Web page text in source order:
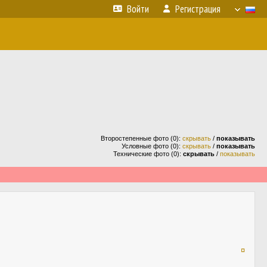
Войти Регистрация
Второстепенные фото (0): скрывать / показывать
Условные фото (0): скрывать / показывать
Технические фото (0): скрывать / показывать
¤